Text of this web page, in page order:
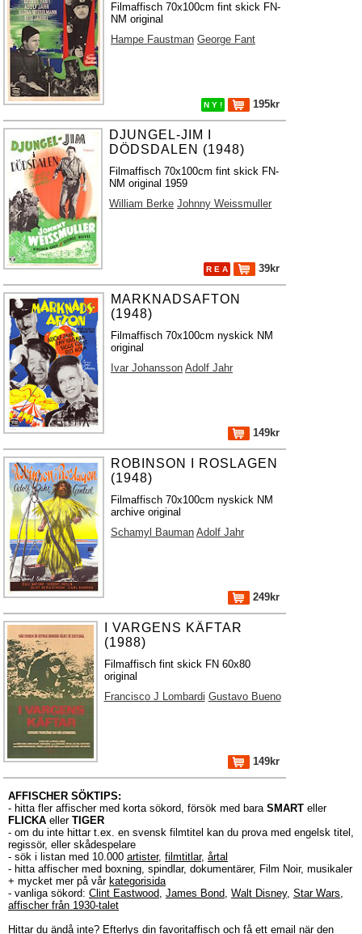
Filmaffisch 70x100cm fint skick FN-
NM original
Hampe Faustman George Fant
N Y ! 195kr
DJUNGEL-JIM I
DÖDSDALEN (1948)
Filmaffisch 70x100cm fint skick FN-
NM original 1959
William Berke Johnny Weissmuller
R E A 39kr
MARKNADSAFTON
(1948)
Filmaffisch 70x100cm nyskick NM
original
Ivar Johansson Adolf Jahr
149kr
ROBINSON I ROSLAGEN
(1948)
Filmaffisch 70x100cm nyskick NM
archive original
Schamyl Bauman Adolf Jahr
249kr
I VARGENS KÄFTAR
(1988)
Filmaffisch fint skick FN 60x80
original
Francisco J Lombardi Gustavo Bueno
149kr
AFFISCHER SÖKTIPS:
- hitta fler affischer med korta sökord, försök med bara SMART eller
FLICKA eller TIGER
- om du inte hittar t.ex. en svensk filmtitel kan du prova med engelsk titel,
regissör, eller skådespelare
- sök i listan med 10.000 artister, filmtitlar, årtal
- hitta affischer med boxning, spindlar, dokumentärer, Film Noir, musikaler
+ mycket mer på vår kategorisida
- vanliga sökord: Clint Eastwood, James Bond, Walt Disney, Star Wars,
affischer från 1930-talet
Hittar du ändå inte? Efterlys din favoritaffisch och få ett email när den